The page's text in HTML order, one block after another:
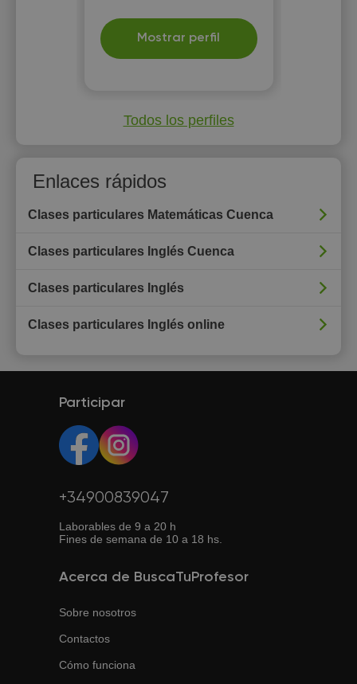
Mostrar perfil
Todos los perfiles
Enlaces rápidos
Clases particulares Matemáticas Cuenca
Clases particulares Inglés Cuenca
Clases particulares Inglés
Clases particulares Inglés online
Participar
+34900839047
Laborables de 9 a 20 h
Fines de semana de 10 a 18 hs.
Acerca de BuscaTuProfesor
Sobre nosotros
Contactos
Cómo funciona